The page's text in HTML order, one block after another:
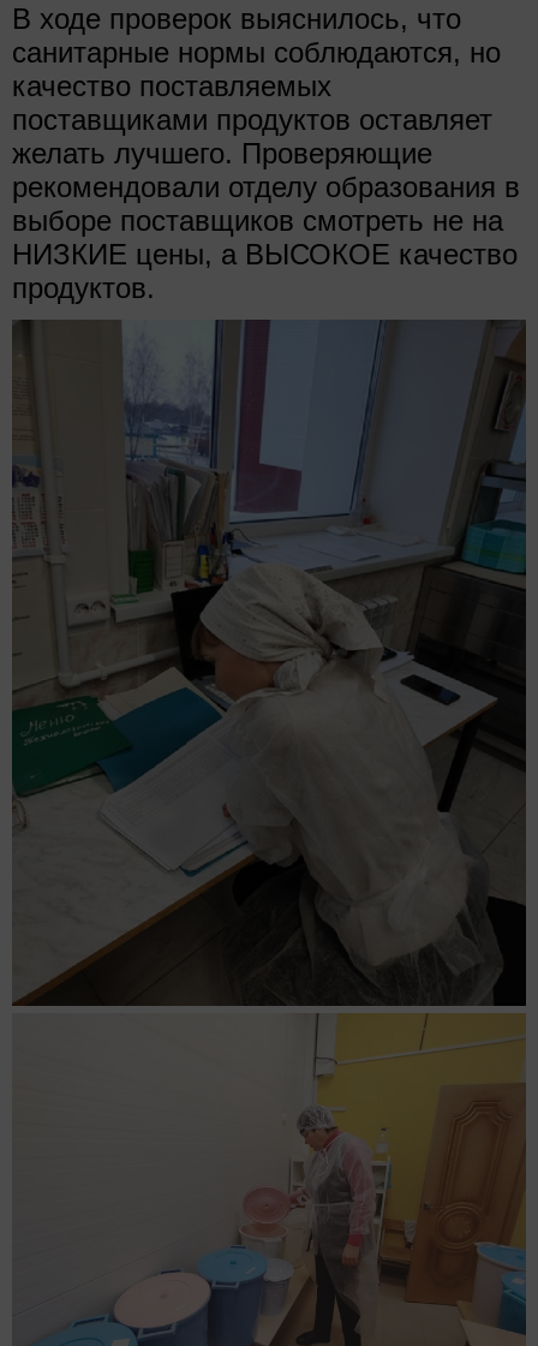
В ходе проверок выяснилось, что
санитарные нормы соблюдаются, но
качество поставляемых
поставщиками продуктов оставляет
желать лучшего. Проверяющие
рекомендовали отделу образования в
выборе поставщиков смотреть не на
НИЗКИЕ цены, а ВЫСОКОЕ качество
продуктов.